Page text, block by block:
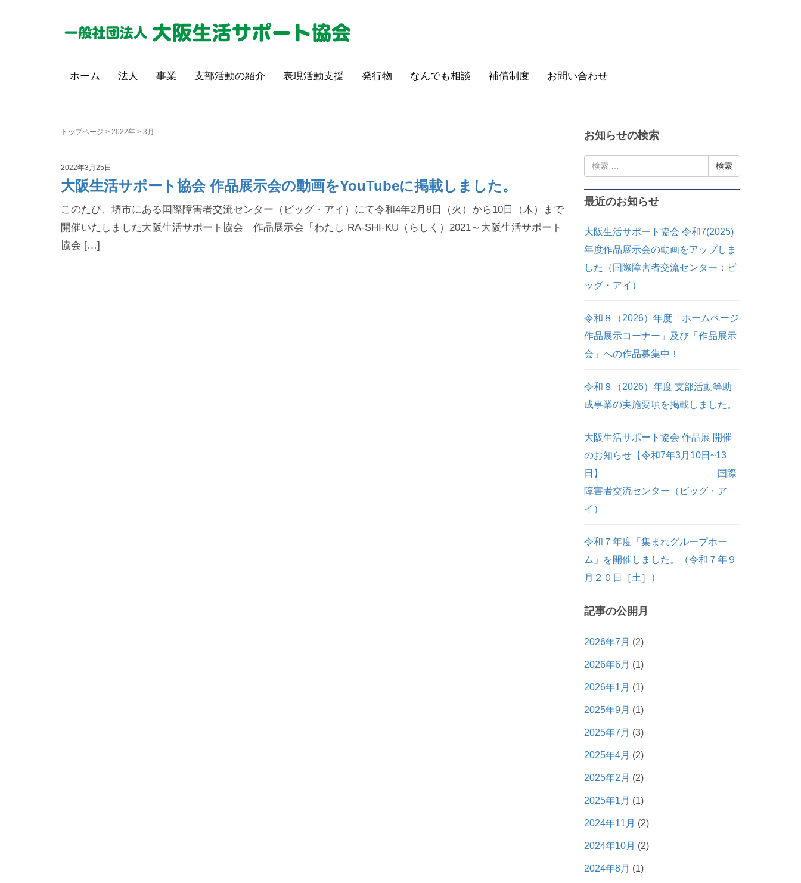
ホーム 法人 事業 支部活動の紹介 表現活動支援 発行物 なんでも相談 補償制度 お問い合わせ
トップページ > 2022年 > 3月
2022年3月25日
大阪生活サポート協会 作品展示会の動画をYouTubeに掲載しました。
このたび、堺市にある国際障害者交流センター（ビッグ・アイ）にて令和4年2月8日（火）から10日（木）まで
開催いたしました大阪生活サポート協会 作品展示会「わたし RA-SHI-KU（らしく）2021～大阪生活サポート
協会 […]
お知らせの検索
検
最近のお知らせ
大阪生活サポート協会 令和7(2025)
年度作品展示会の動画をアップしま
した（国際障害者交流センター：ビ
ッグ・アイ）
令和８（2026）年度「ホームページ
作品展示コーナー」及び「作品展示
会」への作品募集中！
令和８（2026）年度 支部活動等助
成事業の実施要項を掲載しました。
大阪生活サポート協会 作品展 開催
のお知らせ【令和7年3月10日~13
日】 国際
障害者交流センター（ビッグ・ア
イ）
令和７年度「集まれグループホー
ム」を開催しました。（令和７年９
月２０日［土］）
記事の公開月
2026年7月 (2)
2026年6月 (1)
2026年1月 (1)
2025年9月 (1)
2025年7月 (3)
2025年4月 (2)
2025年2月 (2)
2025年1月 (1)
2024年11月 (2)
2024年10月 (2)
2024年8月 (1)